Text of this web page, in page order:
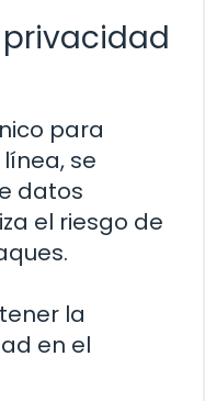
para
se
datos
el riesgo de
la
en el